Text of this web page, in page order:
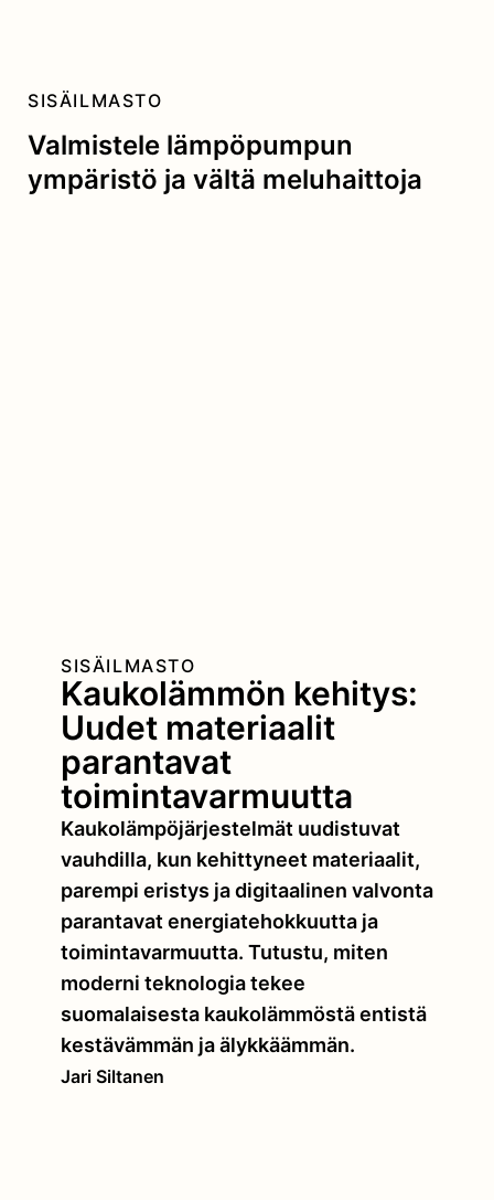
Valmistele lämpöpumpun
ympäristö ja vältä meluhaittoja
SISÄILMASTO
Kaukolämmön kehitys:
Uudet materiaalit
parantavat
toimintavarmuutta
SISÄILMASTO
Kaukolämpöjärjestelmät uudistuvat
vauhdilla, kun kehittyneet materiaalit,
parempi eristys ja digitaalinen valvonta
parantavat energiatehokkuutta ja
toimintavarmuutta. Tutustu, miten
moderni teknologia tekee
suomalaisesta kaukolämmöstä entistä
kestävämmän ja älykkäämmän.
Jari Siltanen